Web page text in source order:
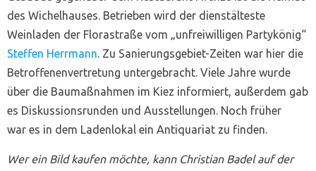
des Wichelhauses. Betrieben wird der dienstälteste
Weinladen der Florastraße vom „unfreiwilligen Partykönig“
Steffen Herrmann. Zu Sanierungsgebiet-Zeiten war hier die
Betroffenenvertretung untergebracht. Viele Jahre wurde
über die Baumaßnahmen im Kiez informiert, außerdem gab
es Diskussionsrunden und Ausstellungen. Noch früher
war es in dem Ladenlokal ein Antiquariat zu finden.
Wer ein Bild kaufen möchte, kann Christian Badel auf der